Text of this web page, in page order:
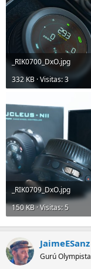
_RIK0700_DxO.jpg
332 KB · Visitas: 3
_RIK0709_DxO.jpg
150 KB · Visitas: 5
JaimeESanz
Gurú Olympista